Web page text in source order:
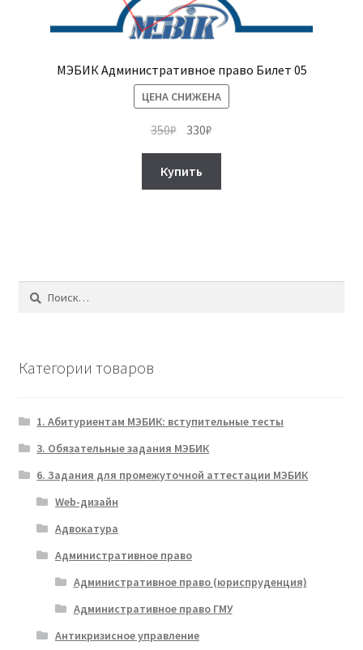
МЭБИК Административное право Билет 05
ЦЕНА СНИЖЕНА
350₽ Первоначальная
составляла
350₽.
330₽
Купить
Найти:
Категории товаров
1. Абитуриентам МЭБИК: вступительные тесты
3. Обязательные задания МЭБИК
6. Задания для промежуточной аттестации МЭБИК
Web-дизайн
Адвокатура
Административное право
Административное право (юриспруденция)
Административное право ГМУ
Антикризисное управление